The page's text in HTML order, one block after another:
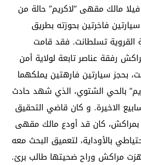
مالك مقهى “لاكريم” حالة من
فاخرتين بحوزته بطريق
القروية تسلطانت. فقد قامت
رفقة عناصر تابعة لولاية أمن
بحجز سيارتين فارهتين يملكهما
بالحي الشتوي، الذي شهد حادث
الاخيرة. و كان قاضي التحقيق
بمراكش، كان قد أودع مالك مقهى
بالأوداية، لتعميق البحث معه
مراكش وراح ضحيتها طالب برئ.